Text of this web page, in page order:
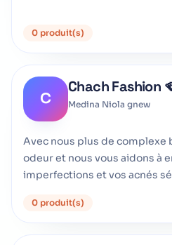
0 produit(s)
C
Chach Fashion
Medina Niola gnew
Avec nous plus de complexe
odeur et nous vous aidons à
imperfections et vos acnés
0 produit(s)